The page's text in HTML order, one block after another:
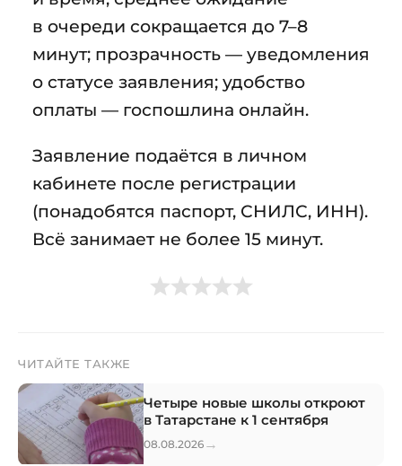
в очереди сокращается до 7–8
минут; прозрачность — уведомления
о статусе заявления; удобство
оплаты — госпошлина онлайн.
Заявление подаётся в личном
кабинете после регистрации
(понадобятся паспорт, СНИЛС, ИНН).
Всё занимает не более 15 минут.
ЧИТАЙТЕ ТАКЖЕ
Четыре новые школы откроют
в Татарстане к 1 сентября
08.08.2026 →